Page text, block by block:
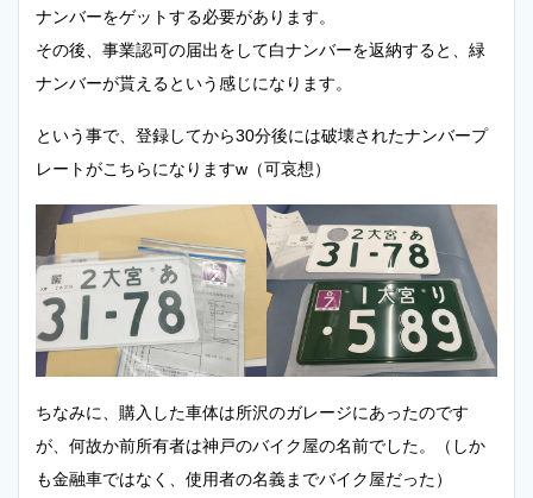
ナンバーをゲットする必要があります。
その後、事業認可の届出をして白ナンバーを返納すると、緑
ナンバーが貰えるという感じになります。
という事で、登録してから30分後には破壊されたナンバープ
レートがこちらになりますw（可哀想）
ちなみに、購入した車体は所沢のガレージにあったのです
が、何故か前所有者は神戸のバイク屋の名前でした。（しか
も金融車ではなく、使用者の名義までバイク屋だった）